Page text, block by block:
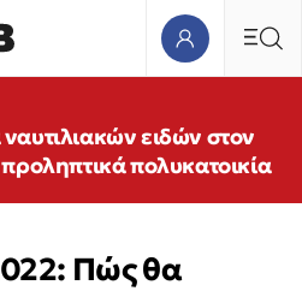
ειδών στον
πολυκατοικία
Πώς θα